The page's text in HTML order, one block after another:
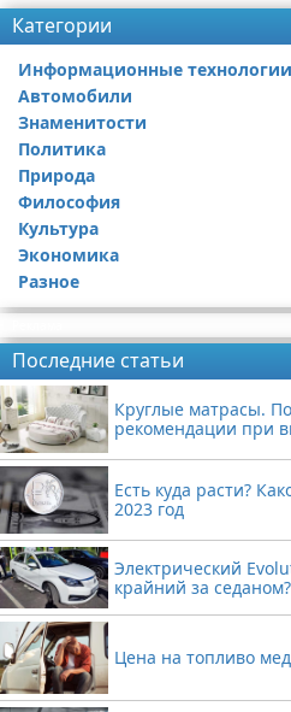
Категории
Информационные технологии
Автомобили
Знаменитости
Политика
Природа
Философия
Культура
Экономика
Разное
Последние статьи
Круглые матрасы.
рекомендации при
Есть куда расти?
2023 год
Электрический
крайний за седаном?
Цена на топливо